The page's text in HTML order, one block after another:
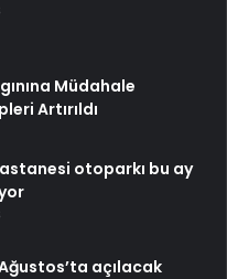
Müdahale
Artırıldı
otoparkı bu ay
açılacak